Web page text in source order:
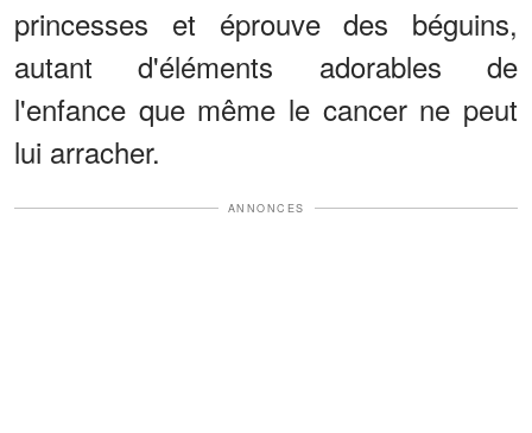
princesses et éprouve des béguins,
autant d'éléments adorables de
l'enfance que même le cancer ne peut
lui arracher.
ANNONCES